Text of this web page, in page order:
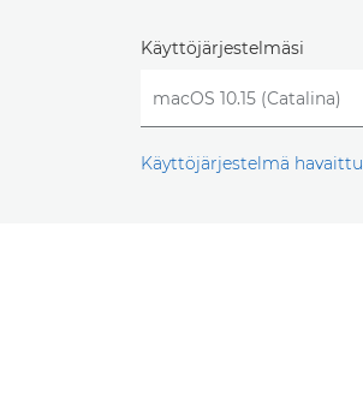
Käyttöjärjestelmäsi
Käyttöjärjestelmä havaittu